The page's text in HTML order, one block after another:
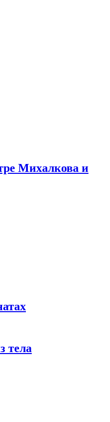
Михалкова и
тела